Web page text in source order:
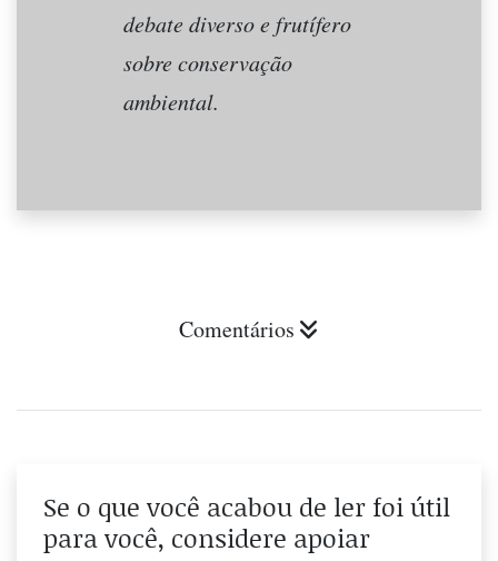
debate diverso e frutífero
sobre conservação
ambiental.
Comentários
Se o que você acabou de ler foi útil
para você, considere apoiar